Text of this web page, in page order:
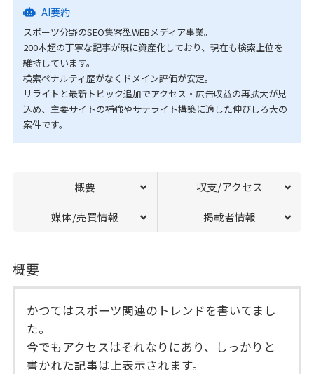
AI要約
スポーツ分野のSEO集客型WEBメディア事業。
200本超の丁寧な記事が既に資産化しており、現在も検索上位を
維持しています。
検索ペナルティ歴がなくドメイン評価が安定。
リライトと最新トピック追加でアクセス・広告収益の再拡大が見
込め、主要サイトの補強やサテライト構築に適した伸びしろ大の
案件です。
概要 収支/アクセス
媒体/売買情報 掲載者情報
概要
かつてはスポーツ関連のトレンドを書いてまし
た。
今でもアクセスはそれなりにあり、しっかりと
書かれた記事は上表示されます。